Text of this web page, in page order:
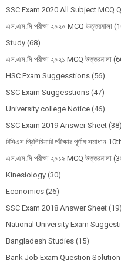
SSC Exam 2020 All Subject
এস.এস.সি পরীক্ষা ২০২০ MCQ উত্তরমালা
Study (68)
এস.এস.সি পরীক্ষা ২০২১ MCQ উত্তরমালা
HSC Exam Suggesstions (56)
SSC Exam Suggesstions (47)
University college Notice (46)
SSC Exam 2019 Answer Sheet (38)
বিসিএস প্রিলিমিনারি পরীক্ষার পূর্ণাঙ্গ
এস.এস.সি পরীক্ষা ২০১৯ MCQ উত্তরমালা
Kinesiology (30)
Economics (26)
SSC Exam 2018 Answer Sheet (19)
National University Exam
Bangladesh Studies (15)
Bank Job Exam Question Solution